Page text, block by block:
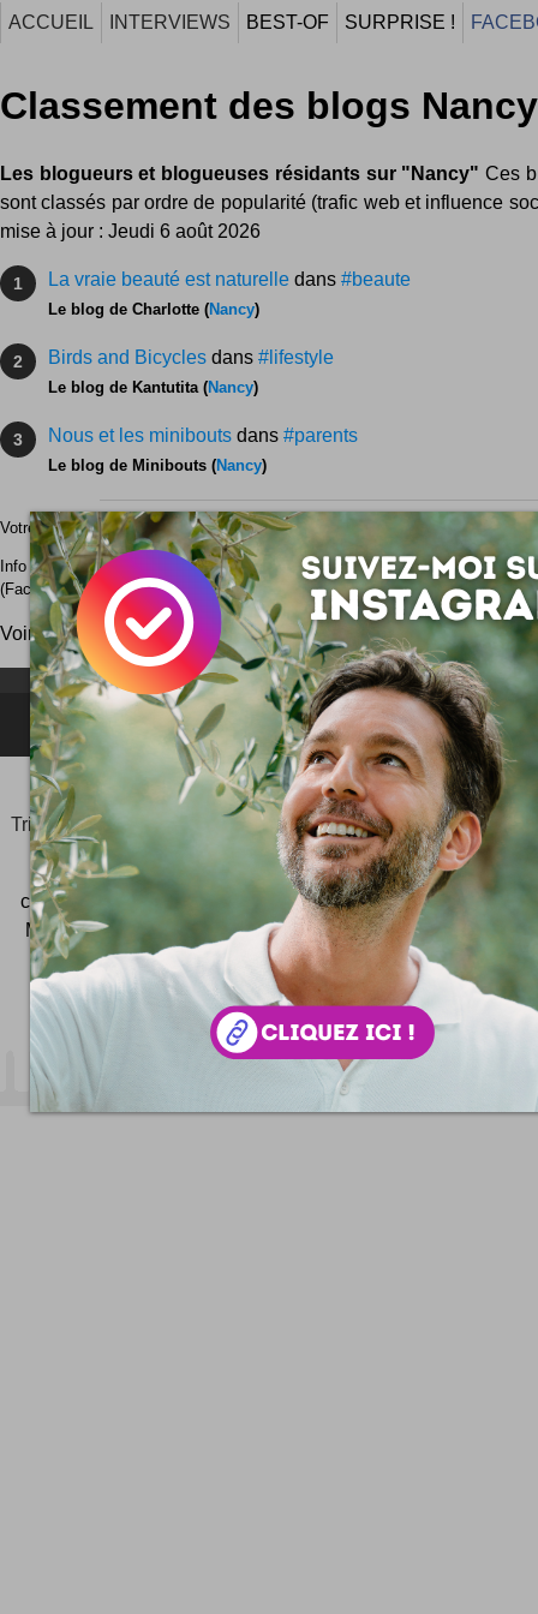
ACCUEIL INTERVIEWS BEST-OF SURPRISE !
Classement des blogs Nancy
Les blogueurs et blogueuses résidants sur "Nancy" Ces
sont classés par ordre de popularité (trafic web et influence
mise à jour : Jeudi 6 août 2026
1 La vraie beauté est naturelle dans #beaute
Le blog de Charlotte (Nancy)
2 Birds and Bicycles dans #lifestyle
Le blog de Kantutita (Nancy)
3 Nous et les minibouts dans #parents
Le blog de Minibouts (Nancy)
Votre blog ne figure pas dans le classement ? pour réparer
Info : le classement est effectué selon les données de traffic web Alexa et
(Facebook/Twitter) des blogs. Cette liste n'est pas exhaustive !
Voir leclassement général des meilleurs blogs.
NEWSLETTER FOR EVER !
©2006- JeudiPhoto.netleblog lifestyle deSimon
TripnauxContent Manager, créateur du hashtag#JeudiPhoto
et ambassadeur
#CotedAzurFrance
créateur de Wekidea
ex Consultant SEO à Nice - Cannes -
Monaco - Photographe - Responsable Com' #COMTERR
Beaulieu-sur-Mer- 06 32 64 61 33